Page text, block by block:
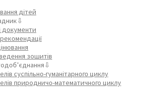
дітей
документи
зошитів
суспільно-гуманітарного циклу
природничо-математичного циклу